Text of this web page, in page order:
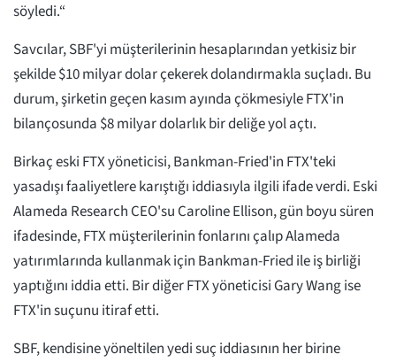
söyledi.“
Savcılar, SBF'yi müşterilerinin hesaplarından yetkisiz bir
şekilde $10 milyar dolar çekerek dolandırmakla suçladı. Bu
durum, şirketin geçen kasım ayında çökmesiyle FTX'in
bilançosunda $8 milyar dolarlık bir deliğe yol açtı.
Birkaç eski FTX yöneticisi, Bankman-Fried'in FTX'teki
yasadışı faaliyetlere karıştığı iddiasıyla ilgili ifade verdi. Eski
Alameda Research CEO'su Caroline Ellison, gün boyu süren
ifadesinde, FTX müşterilerinin fonlarını çalıp Alameda
yatırımlarında kullanmak için Bankman-Fried ile iş birliği
yaptığını iddia etti. Bir diğer FTX yöneticisi Gary Wang ise
FTX'in suçunu itiraf etti.
SBF, kendisine yöneltilen yedi suç iddiasının her birine